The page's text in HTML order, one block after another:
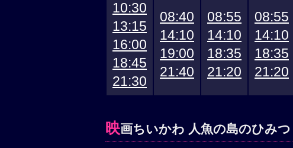
10:30
13:15
16:00
18:45
21:30
08:40
14:10
19:00
21:40
08:55
14:10
18:35
21:20
08:55
14:10
18:35
21:20
映画ちいかわ 人魚の島のひみつ